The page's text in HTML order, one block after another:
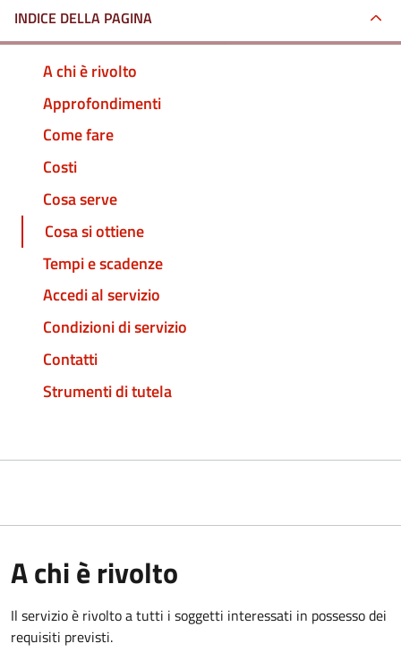
INDICE DELLA PAGINA
A chi è rivolto
Approfondimenti
Come fare
Costi
Cosa serve
Cosa si ottiene
Tempi e scadenze
Accedi al servizio
Condizioni di servizio
Contatti
Strumenti di tutela
A chi è rivolto
Il servizio è rivolto a tutti i soggetti interessati in possesso dei
requisiti previsti.